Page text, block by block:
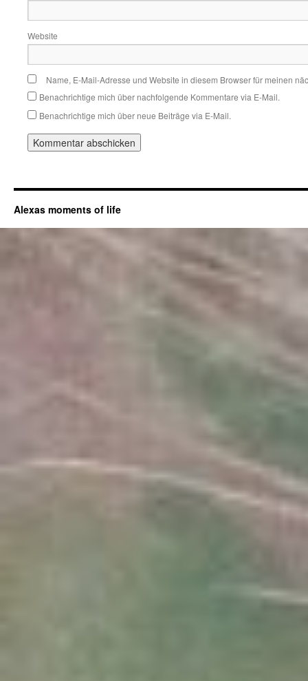
Website
Name, E-Mail-Adresse und Website in diesem Browser für meinen
Benachrichtige mich über nachfolgende Kommentare via E-Mail.
Benachrichtige mich über neue Beiträge via E-Mail.
Alexas moments of life